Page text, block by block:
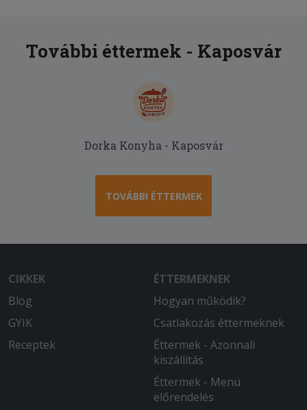
További éttermek - Kaposvár
Dorka Konyha - Kaposvár
TOVÁBBI ÉTTERMEK
CIKKEK
Blog
GYIK
Receptek
ÉTTERMEKNEK
Hogyan működik?
Csatlakozás éttermeknek
Éttermek - Azonnali
kiszállítás
Éttermek - Menü
előrendelés